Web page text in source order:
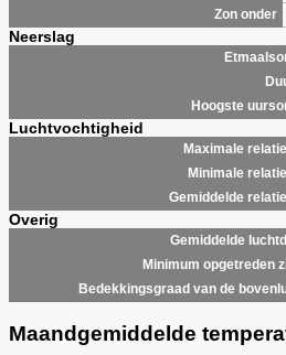
Zon onder
Neerslag
Hoogste
Luchtvochtigheid
Maximale
Minimale
Gemiddelde
Overig
Gemiddelde
Minimum opgetreden
Bedekkingsgraad van de
Maandgemiddelde